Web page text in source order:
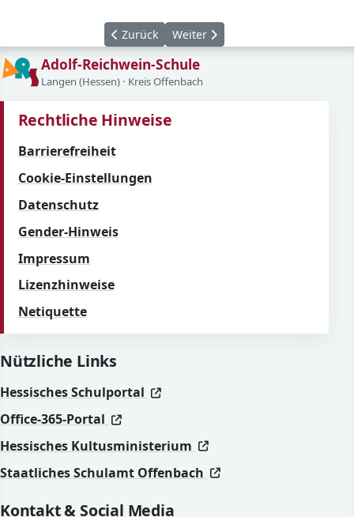
Vorheriger Beitrag: Stadtradeln 2023
Zurück Nächster Beitrag: Erfolgreiches
Weiter
Adolf-Reichwein-Schule
Langen (Hessen) · Kreis Offenbach
Rechtliche Hinweise
Barrierefreiheit
Cookie-Einstellungen
Datenschutz
Gender-Hinweis
Impressum
Lizenzhinweise
Netiquette
Nützliche Links
Hessisches Schulportal (öffnet in neuem Fenster)
(öffnet in neuem Fenster)
Office-365-Portal
(öffnet in neuem Fenster)
(öffnet in neuem Fenster)
Hessisches Kultusministerium
(öffnet in neuem
(öffnet in neuem
Staatliches Schulamt Offenbach
(öffnet in neuem
(öffnet in neuem
Kontakt & Social Media